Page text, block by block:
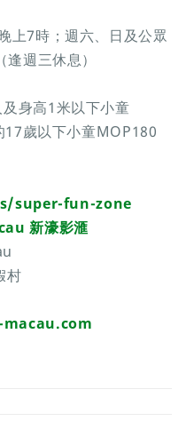
上7時；週六、日及公眾
週三休息）
身高1米以下小童
歲以下小童MOP180
super-fun-zone
新濠影滙
村